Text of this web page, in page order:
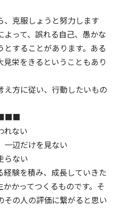
めに
、克服しょうと努力します
って、誤れる自己、愚かな
することがあります。ある
栄をきるということもあり
え方に従い、行動したいもの
■■■
れない
一辺だけを見ない
らない
経験を積み、成長していきた
かってつくるものです。そ
その人の評価に繋がると思い